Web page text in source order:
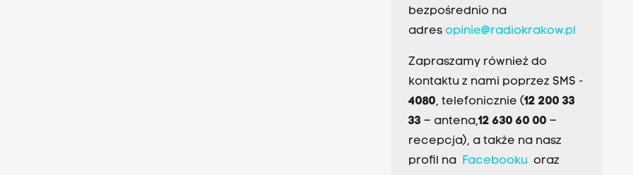
bezpośrednio na
adres opinie@radiokrakow.pl
Zapraszamy również do
kontaktu z nami poprzez SMS -
4080, telefonicznie (12 200 33
33– antena,12 630 60 00 –
recepcja), a także na nasz
profil na Facebookuoraz